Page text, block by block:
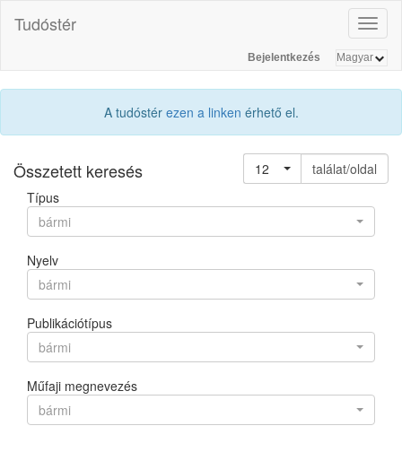
Tudóstér
Bejelentkezés
A tudóstér ezen a linken érhető el.
Összetett keresés 12
találat/oldal
Típus
bármi
Nyelv
bármi
Publikációtípus
bármi
Műfaji megnevezés
bármi